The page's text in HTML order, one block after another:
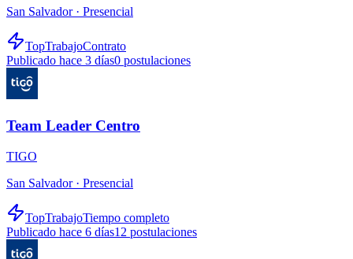
San Salvador · Presencial
TopTrabajoContrato
Publicado hace 3 días0 postulaciones
Team Leader Centro
TIGO
San Salvador · Presencial
TopTrabajoTiempo completo
Publicado hace 6 días12 postulaciones